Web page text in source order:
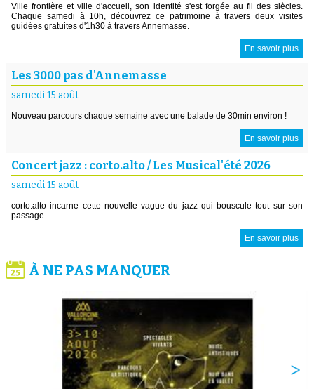
Ville frontière et ville d'accueil, son identité s'est forgée au fil des siècles.
Chaque samedi à 10h, découvrez ce patrimoine à travers deux visites
guidées gratuites d'1h30 à travers Annemasse.
En savoir plus
Les 3000 pas d'Annemasse
samedi 15 août
Nouveau parcours chaque semaine avec une balade de 30min environ !
En savoir plus
Concert jazz : corto.alto / Les Musical'été 2026
samedi 15 août
corto.alto incarne cette nouvelle vague du jazz qui bouscule tout sur son
passage.
En savoir plus
À NE PAS MANQUER